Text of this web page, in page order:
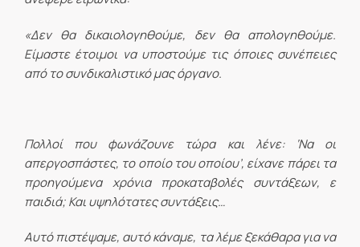
«Δεν θα δικαιολογηθούμε, δεν θα απολογηθούμε.
Είμαστε έτοιμοι να υποστούμε τις όποιες συνέπειες
από το συνδικαλιστικό μας όργανο.
Πολλοί που φωνάζουνε τώρα και λένε: ‘Να οι
απεργοσπάστες, το οποίο του οποίου’, είχανε πάρει τα
προηγούμενα χρόνια προκαταβολές συντάξεων, ε
παιδιά; Και υψηλότατες συντάξεις…
Αυτό πιστέψαμε, αυτό κάναμε, τα λέμε ξεκάθαρα για να